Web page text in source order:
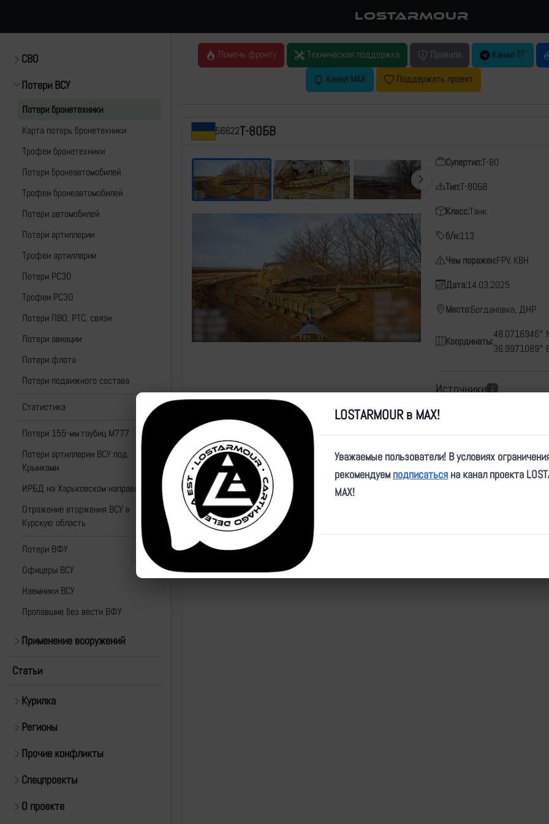
LOSTARMOUR
СВО
Потери ВСУ
Потери бронетехники
Карта потерь бронетехники
Трофеи бронетехники
Потери бронеавтомобилей
Трофеи бронеавтомобилей
Потери автомобилей
Потери артиллерии
Трофеи артиллерии
Потери РСЗО
Трофеи РСЗО
Потери ПВО, РТС, связи
Потери авиации
Потери флота
Потери подвижного состава
Статистика
Потери 155-мм гаубиц M777
Потери артиллерии ВСУ под
Крынками
ИРБД на Харьковском направлении
Отражение вторжения ВСУ в
Курскую область
Потери ВФУ
Офицеры ВСУ
Наемники ВСУ
Пропавшие без вести ВФУ
Применение вооружений
Статьи
Курилка
Регионы
Прочие конфликты
Спецпроекты
О проекте
Помочь фронту Техническая поддержка Правила Канал ТГ
Канал MAX
Поддержать проект
56622Т-80БВ
Супертип:Т-80
Тип:Т-80БВ
Класс:Танк
б/н:113
Чем поражен:FPV, КВН
Дата:14.03.2025
Место:Богдановка, ДНР
Координаты:
48.0716946°
36.9971089°
Источники 2
https://t.me/sashakots/
Карта
LOSTARMOUR в MAX!
Уважаемые пользователи! В условиях
рекомендуем подписаться на канал проекта
MAX!